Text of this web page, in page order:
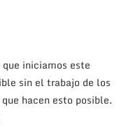
iniciamos este
sin el trabajo de los
hacen esto posible.